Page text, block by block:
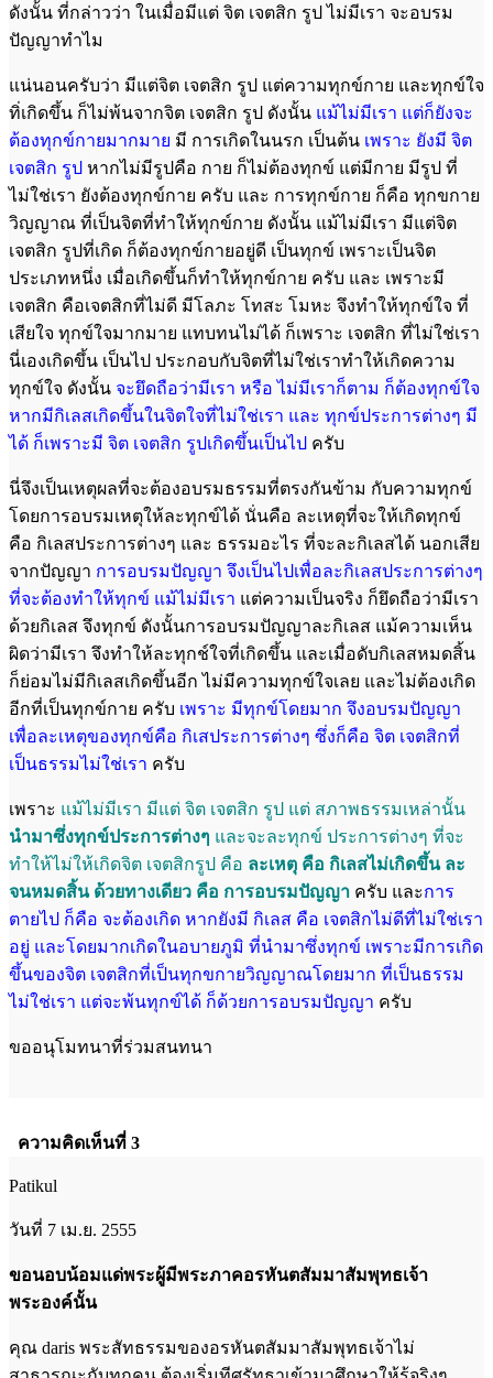
ดังนั้น ที่กล่าวว่า ในเมื่อมีแต่ จิต เจตสิก รูป ไม่มีเรา จะอบรม
ปัญญาทำไม
แน่นอนครับว่า มีแต่จิต เจตสิก รูป แต่ความทุกข์กาย และทุกข์ใจ
ทิ่เกิดขึ้น ก็ไม่พ้นจากจิต เจตสิก รูป ดังนั้น แม้ไม่มีเรา แต่ก็ยังจะ
ต้องทุกข์กายมากมาย มี การเกิดในนรก เป็นต้น เพราะ ยังมี จิต
เจตสิก รูป หากไม่มีรูปคือ กาย ก็ไม่ต้องทุกข์ แต่มีกาย มีรูป ที่
ไม่ใช่เรา ยังต้องทุกข์กาย ครับ และ การทุกข์กาย ก็คือ ทุกขกาย
วิญญาณ ที่เป็นจิตที่ทำให้ทุกข์กาย ดังนั้น แม้ไม่มีเรา มีแต่จิต
เจตสิก รูปที่เกิด ก็ต้องทุกข์กายอยู่ดี เป็นทุกข์ เพราะเป็นจิต
ประเภทหนึ่ง เมื่อเกิดขึ้นก็ทำให้ทุกข์กาย ครับ และ เพราะมี
เจตสิก คือเจตสิกที่ไม่ดี มีโลภะ โทสะ โมหะ จึงทำให้ทุกข์ใจ ที่
เสียใจ ทุกข์ใจมากมาย แทบทนไม่ได้ ก็เพราะ เจตสิก ที่ไม่ใช่เรา
นี่เองเกิดขึ้น เป็นไป ประกอบกับจิตที่ไม่ใช่เราทำให้เกิดความ
ทุกข์ใจ ดังนั้น จะยึดถือว่ามีเรา หรือ ไม่มีเราก็ตาม ก็ต้องทุกข์ใจ
หากมีกิเลสเกิดขึ้นในจิตใจที่ไม่ใช่เรา และ ทุกข์ประการต่างๆ มี
ได้ ก็เพราะมี จิต เจตสิก รูปเกิดขึ้นเป็นไป ครับ
นี่จึงเป็นเหตุผลที่จะต้องอบรมธรรมที่ตรงกันข้าม กับความทุกข์
โดยการอบรมเหตุให้ละทุกข์ได้ นั่นคือ ละเหตุที่จะให้เกิดทุกข์
คือ กิเลสประการต่างๆ และ ธรรมอะไร ที่จะละกิเลสได้ นอกเสีย
จากปัญญา การอบรมปัญญา จึงเป็นไปเพื่อละกิเลสประการต่างๆ
ที่จะต้องทำให้ทุกข์ แม้ไม่มีเรา แต่ความเป็นจริง ก็ยึดถือว่ามีเรา
ด้วยกิเลส จึงทุกข์ ดังนั้นการอบรมปัญญาละกิเลส แม้ความเห็น
ผิดว่ามีเรา จึงทำให้ละทุกช์ใจที่เกิดขึ้น และเมื่อดับกิเลสหมดสิ้น
ก็ย่อมไม่มีกิเลสเกิดขึ้นอีก ไม่มีความทุกข์ใจเลย และไม่ต้องเกิด
อีกที่เป็นทุกข์กาย ครับ เพราะ มีทุกข์โดยมาก จึงอบรมปัญญา
เพื่อละเหตุของทุกข์คือ กิเสประการต่างๆ ซึ่งก็คือ จิต เจตสิกที่
เป็นธรรมไม่ใช่เรา ครับ
เพราะ แม้ไม่มีเรา มีแต่ จิต เจตสิก รูป แต่ สภาพธรรมเหล่านั้น
นำมาซึ่งทุกข์ประการต่างๆ และจะละทุกข์ ประการต่างๆ ที่จะ
ทำให้ไม่ให้เกิดจิต เจตสิกรูป คือ ละเหตุ คือ กิเลสไม่เกิดขึ้น ละ
จนหมดสิ้น ด้วยทางเดียว คือ การอบรมปัญญา ครับ และการ
ตายไป ก็คือ จะต้องเกิด หากยังมี กิเลส คือ เจตสิกไม่ดีที่ไม่ใช่เรา
อยู่ และโดยมากเกิดในอบายภูมิ ที่นำมาซึ่งทุกข์ เพราะมีการเกิด
ขึ้นของจิต เจตสิกที่เป็นทุกขกายวิญญาณโดยมาก ที่เป็นธรรม
ไม่ใช่เรา แต่จะพ้นทุกข์ได้ ก็ด้วยการอบรมปัญญา ครับ
ขออนุโมทนาที่ร่วมสนทนา
ความคิดเห็นที่ 3
Patikul
วันที่ 7 เม.ย. 2555
ขอนอบน้อมแด่พระผู้มีพระภาคอรหันตสัมมาสัมพุทธเจ้า
พระองค์นั้น
คุณ daris พระสัทธรรมของอรหันตสัมมาสัมพุทธเจ้าไม่